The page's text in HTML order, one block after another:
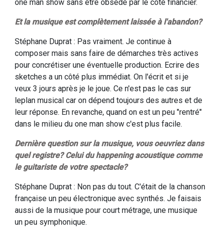
one man show sans être obsédé par le côté financier.
Et la musique est complètement laissée à l'abandon?
Stéphane Duprat : Pas vraiment. Je continue à
composer mais sans faire de démarches très actives
pour concrétiser une éventuelle production. Ecrire des
sketches a un côté plus immédiat. On l'écrit et si je
veux 3 jours après je le joue. Ce n'est pas le cas sur
leplan musical car on dépend toujours des autres et de
leur réponse. En revanche, quand on est un peu "rentré"
dans le milieu du one man show c'est plus facile.
Dernière question sur la musique, vous oeuvriez dans
quel registre? Celui du happening acoustique comme
le guitariste de votre spectacle?
Stéphane Duprat : Non pas du tout. C'était de la chanson
française un peu électronique avec synthés. Je faisais
aussi de la musique pour court métrage, une musique
un peu symphonique.